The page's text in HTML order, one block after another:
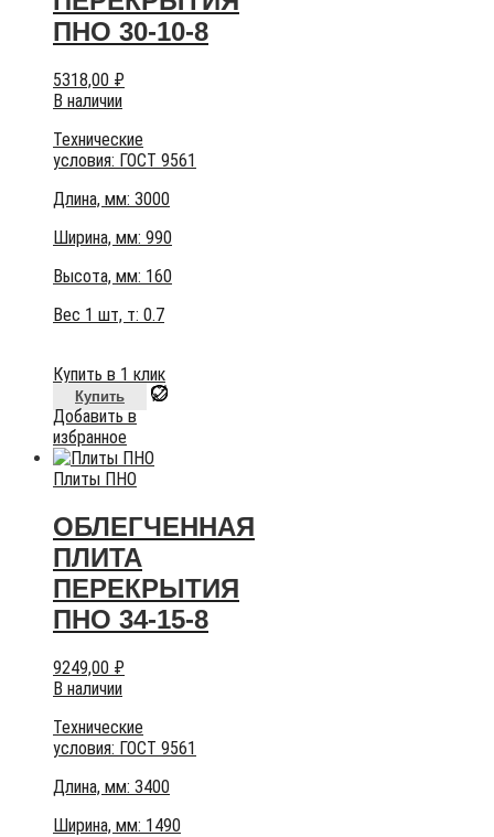
ПНО 30-10-8
5318,00 ₽
В наличии
Технические
условия: ГОСТ 9561
Длина, мм: 3000
Ширина, мм: 990
Высота, мм: 160
Вес 1 шт, т: 0.7
Купить в 1 клик
Купить
Добавить в
избранное
Плиты ПНО
ОБЛЕГЧЕННАЯ
ПЛИТА
ПЕРЕКРЫТИЯ
ПНО 34-15-8
9249,00 ₽
В наличии
Технические
условия: ГОСТ 9561
Длина, мм: 3400
Ширина, мм: 1490